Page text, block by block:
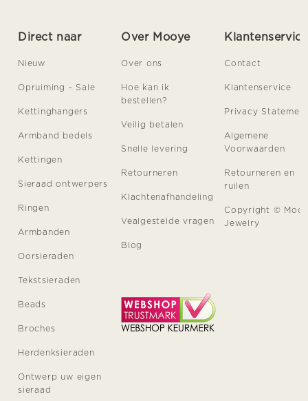
Direct naar
Nieuw
Opruiming - Sale
Kettinghangers
Armband bedels
Kettingen
Sieraad ontwerpers
Ringen
Armbanden
Oorsieraden
Tekstsieraden
Beads
Broches
Herdenksieraden
Ontwerp uw eigen
sieraad
Over Mooye
Over ons
Hoe kan ik
bestellen?
Veilig betalen
Snelle levering
Retourneren
Klachtenafhandeling
Vealgestelde vragen
Blog
Klantenservice
Contact
Klantenservice
Privacy
Algemene
Voorwaarden
Retourneren en
ruilen
Copyright ©
Jewelry